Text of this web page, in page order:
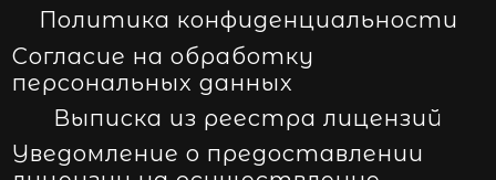
Политика конфиденциальности
Согласие на обработку
персональных данных
Выписка из реестра лицензий
Уведомление о предоставлении